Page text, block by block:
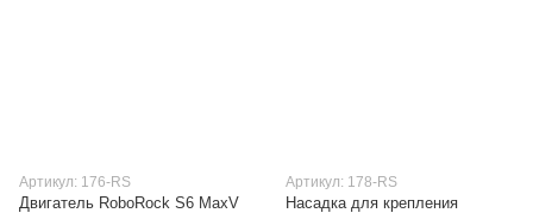
Артикул: 176-RS
Двигатель RoboRock S6 MaxV
Артикул: 178-RS
Насадка для крепления